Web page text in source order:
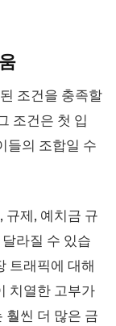
조건을 충족할
조건은 첫 입
들의 조합일 수
규제, 예치금 규
라질 수 있습
트래픽에 대해
치열한 고부가
훨씬 더 많은 금